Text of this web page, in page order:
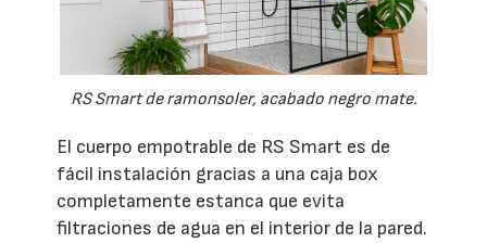
RS Smart de ramonsoler, acabado negro mate.
El cuerpo empotrable de RS Smart es de
fácil instalación gracias a una caja box
completamente estanca que evita
filtraciones de agua en el interior de la pared.